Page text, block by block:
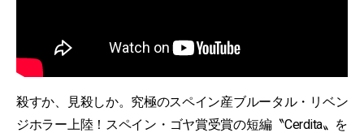
殺すか、見殺しか。究極のスペイン産ブルータル・リベン
ジホラー上陸！スペイン・ゴヤ賞受賞の短編〝Cerdita〟を